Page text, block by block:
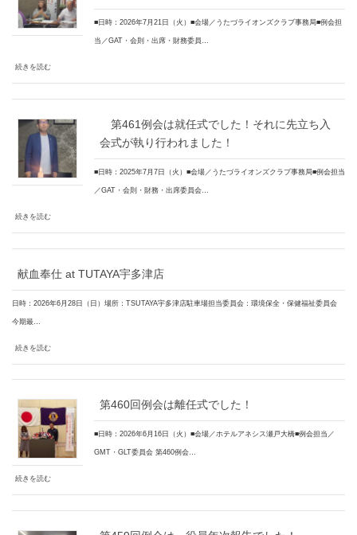
■日時：2026年7月21日（火）■会場／うたづライオンズクラブ事務局■例会担
当／GAT・会則・出席・財務委員…
続きを読む
第461例会は就任式でした！それに先立ち入
会式が執り行われました！
■日時：2025年7月7日（火）■会場／うたづライオンズクラブ事務局■例会担当
／GAT・会則・財務・出席委員会…
続きを読む
献血奉仕 at TUTAYA宇多津店
日時：2026年6月28日（日）場所：TSUTAYA宇多津店駐車場担当委員会：環境保全・保健福祉委員会
今期最…
続きを読む
第460回例会は離任式でした！
■日時：2026年6月16日（火）■会場／ホテルアネシス瀬戸大橋■例会担当／
GMT・GLT委員会 第460例会…
続きを読む